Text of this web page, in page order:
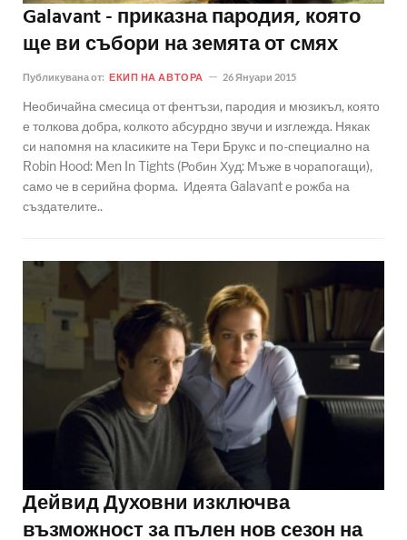
Galavant - приказна пародия, която
ще ви събори на земята от смях
Публикувана от: ЕКИП НА АВТОРА 26 Януари 2015
Необичайна смесица от фентъзи, пародия и мюзикъл, която
е толкова добра, колкото абсурдно звучи и изглежда. Някак
си напомня на класиките на Тери Брукс и по-специално на
Robin Hood: Men In Tights (Робин Худ: Мъже в чорапогащи),
само че в серийна форма. Идеята Galavant е рожба на
създателите..
Дейвид Духовни изключва
възможност за пълен нов сезон на